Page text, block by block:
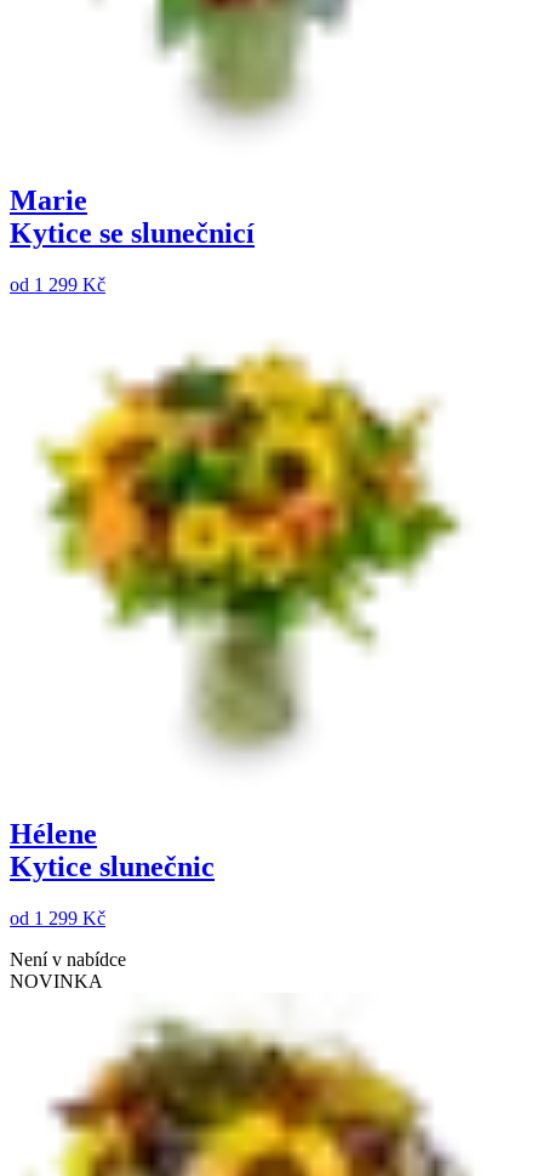
Marie
Kytice se slunečnicí
od 1 299 Kč
Hélene
Kytice slunečnic
od 1 299 Kč
Není v nabídce
NOVINKA